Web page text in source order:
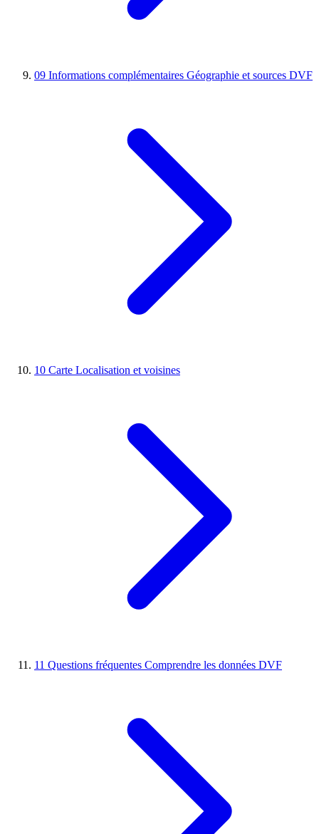
09 Informations complémentaires Géographie et sources DVF
10 Carte Localisation et voisines
11 Questions fréquentes Comprendre les données DVF